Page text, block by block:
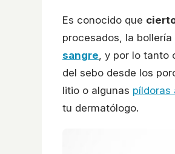
Es conocido que
procesados, la
sangre , y por lo
del sebo desde los
litio o algunas píldoras
tu dermatólogo.